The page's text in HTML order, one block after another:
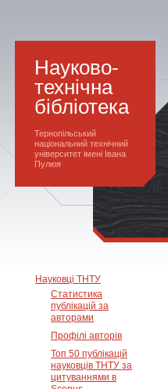
Науково-
технічна
бібліотека
Тернопільський
національний технічний
університет імені Івана
Пулюя
Науковці ТНТУ
Статистика
публікацій за
авторами
Профілі авторів
Топ 50 публікацій
науковців ТНТУ за
цитуваннями в